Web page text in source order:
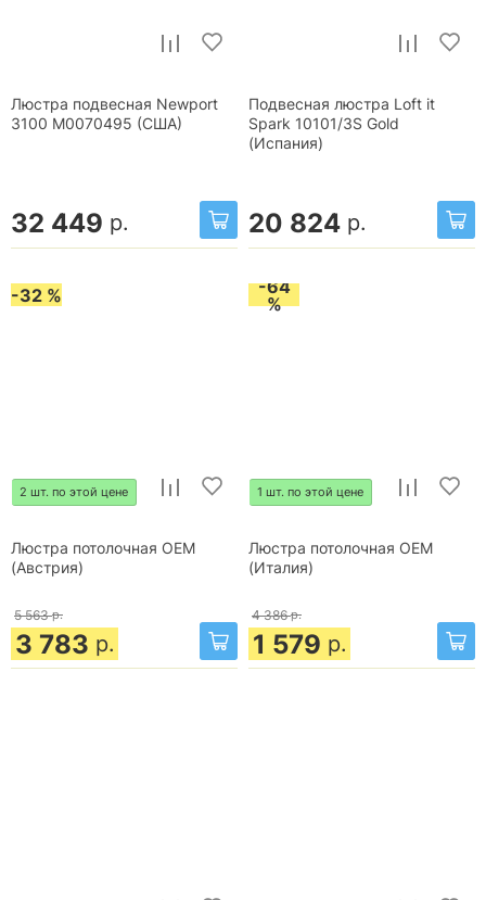
Люстра подвесная Newport
3100 М0070495 (США)
32 449 р.
Подвесная люстра Loft it
Spark 10101/3S Gold
(Испания)
20 824 р.
-32 %
2 шт. по этой цене
Люстра потолочная OEM
(Австрия)
5 563 р.
3 783 р.
-64
%
1 шт. по этой цене
Люстра потолочная OEM
(Италия)
4 386 р.
1 579 р.